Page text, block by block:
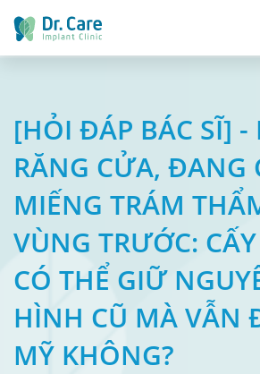
[HỎI ĐÁP BÁC SĨ] -
RĂNG CỬA, ĐANG
MIẾNG TRÁM
VÙNG TRƯỚC:
CÓ THỂ GIỮ
HÌNH CŨ MÀ VẪN
MỸ KHÔNG?